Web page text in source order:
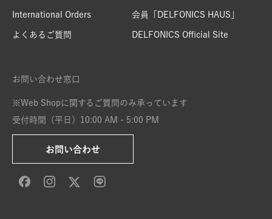
International Orders
よくあるご質問
会員「DELFONICS HAUS」
DELFONICS Official Site
お問い合わせ窓口
※Web Shopに関するご質問のみ承っています
受付時間（平日）10:00 AM - 5:00 PM
お問い合わせ